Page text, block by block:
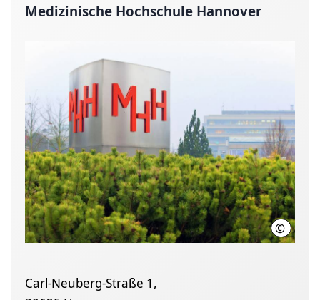
Medizinische Hochschule Hannover
© Karin
Carl-Neuberg-Straße 1,